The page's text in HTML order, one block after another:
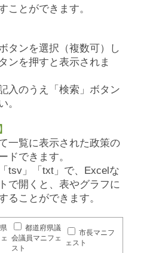
ことができます。
タンを選択（複数可）し
ンを押すと表示されま
入のうえ「検索」ボタン
。
一覧に表示された政策の
ドできます。
tsv」「txt」で、Excelな
で開くと、表やグラフに
ることができます。
都道府県議
会議員マニフェ
スト
市長マニフ
ェスト